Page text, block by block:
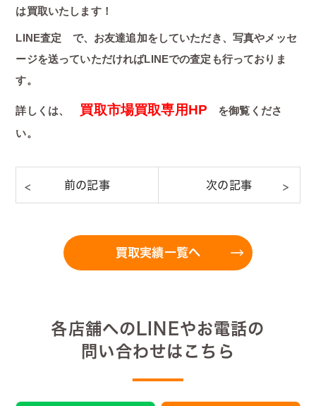
は買取いたします！
LINE査定 で、お友達追加をしていただき、写真やメッセ
ージを送っていただければLINEでの査定も行っておりま
す。
詳しくは、 買取市場買取専用HP を御覧くださ
い。
買取実績一覧へ
各店舗へのLINEやお電話の
問い合わせはこちら